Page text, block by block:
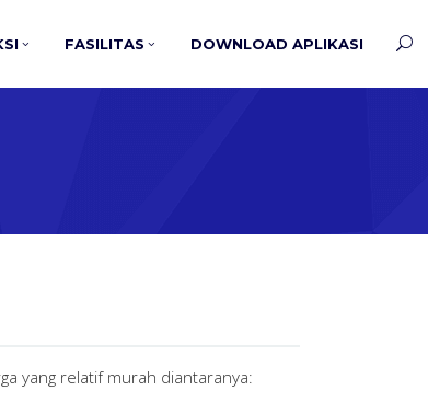
FASILITAS DOWNLOAD APLIKASI
yang relatif murah diantaranya: